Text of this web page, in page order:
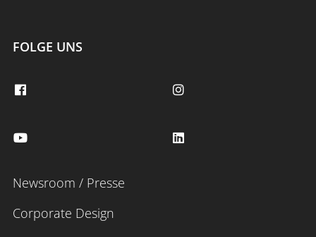
FOLGE UNS
Newsroom / Presse
Corporate Design